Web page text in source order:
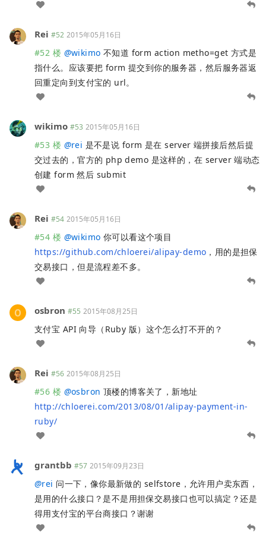
Rei #52 2015年05月16日
#52 楼 @wikimo 不知道 form action metho=get 方式是
指什么。应该要把 form 提交到你的服务器，然后服务器返
回重定向到支付宝的 url。
wikimo #53 2015年05月16日
#53 楼 @rei 是不是说 form 是在 server 端拼接后然后提
交过去的，官方的 php demo 是这样的，在 server 端动态
创建 form 然后 submit
Rei #54 2015年05月16日
#54 楼 @wikimo 你可以看这个项目
https://github.com/chloerei/alipay-demo ，用的是担保
交易接口，但是流程差不多。
osbron #55 2015年08月25日
支付宝 API 向导（Ruby 版）这个怎么打不开的？
Rei #56 2015年08月25日
#56 楼 @osbron 顶楼的博客关了，新地址
http://chloerei.com/2013/08/01/alipay-payment-in-
ruby/
grantbb #57 2015年09月23日
@rei 问一下，像你最新做的 selfstore，允许用户卖东西，
是用的什么接口？是不是用担保交易接口也可以搞定？还是
得用支付宝的平台商接口？谢谢